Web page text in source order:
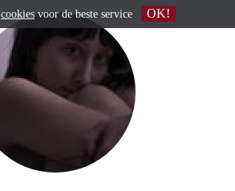
cookiesvoor de beste service OK!